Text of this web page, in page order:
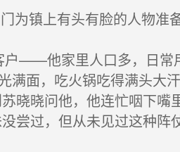
镇上有头有脸的人物准
——他家里人口多，日常
满面，吃火锅吃得满头大
晓晓问他，他连忙咽下嘴
尝过，但从未见过这种阵